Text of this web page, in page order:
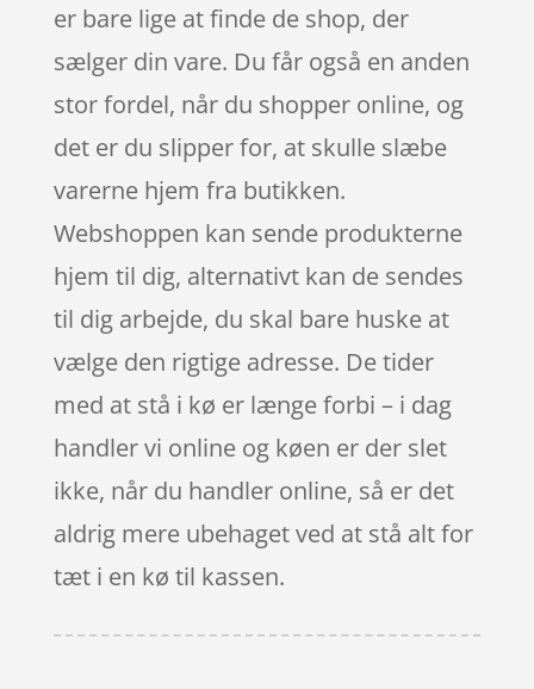
er bare lige at finde de shop, der
sælger din vare. Du får også en anden
stor fordel, når du shopper online, og
det er du slipper for, at skulle slæbe
varerne hjem fra butikken.
Webshoppen kan sende produkterne
hjem til dig, alternativt kan de sendes
til dig arbejde, du skal bare huske at
vælge den rigtige adresse. De tider
med at stå i kø er længe forbi – i dag
handler vi online og køen er der slet
ikke, når du handler online, så er det
aldrig mere ubehaget ved at stå alt for
tæt i en kø til kassen.